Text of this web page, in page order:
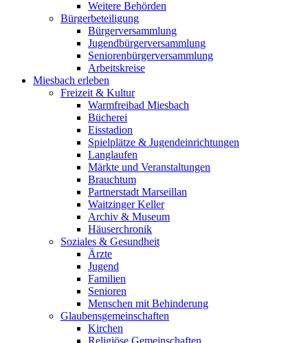
Weitere Behörden
Bürgerbeteiligung
Bürgerversammlung
Jugendbürgerversammlung
Seniorenbürgerversammlung
Arbeitskreise
Miesbach erleben
Freizeit & Kultur
Warmfreibad Miesbach
Bücherei
Eisstadion
Spielplätze & Jugendeinrichtungen
Langlaufen
Märkte und Veranstaltungen
Brauchtum
Partnerstadt Marseillan
Waitzinger Keller
Archiv & Museum
Häuserchronik
Soziales & Gesundheit
Ärzte
Jugend
Familien
Senioren
Menschen mit Behinderung
Glaubensgemeinschaften
Kirchen
Religiöse Gemeinschaften